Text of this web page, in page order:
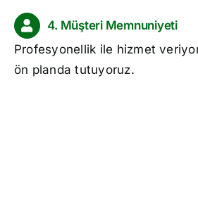
4. Müşteri Memnuniyeti
Profesyonellik ile hizmet
ön planda tutuyoruz.